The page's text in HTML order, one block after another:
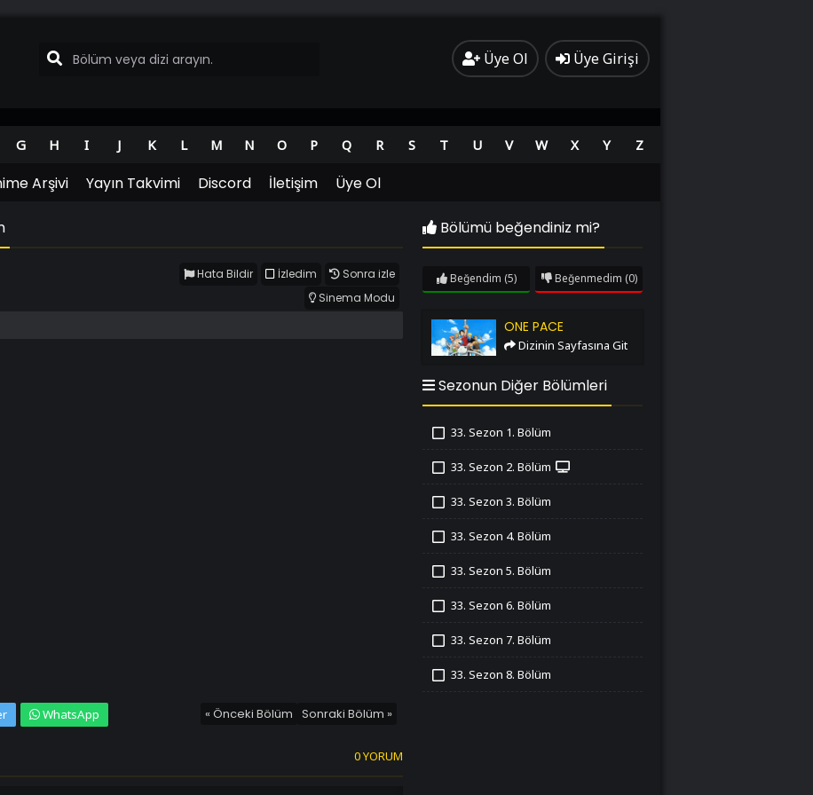
Üye Ol Üye Girişi
G H I J K L M N O P Q R S T U V W X Y Z
Arşivi Yayın Takvimi Discord İletişim Üye Ol
Sonra izle
İzledim
Hata Bildir
Sinema Modu
WhatsApp « Önceki Bölüm Sonraki Bölüm »
Bölümü beğendiniz mi?
Beğendim (5) Beğenmedim (0)
One Pace ONE PACE
Dizinin Sayfasına Git
Sezonun Diğer Bölümleri
33. Sezon 1. Bölüm
33. Sezon 2. Bölüm
33. Sezon 3. Bölüm
33. Sezon 4. Bölüm
33. Sezon 5. Bölüm
33. Sezon 6. Bölüm
33. Sezon 7. Bölüm
33. Sezon 8. Bölüm
0 YORUM